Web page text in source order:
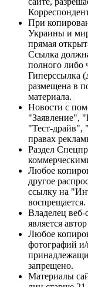
При
Украины и
прямая
Ссылка
полного либо
Гиперссылка
размещена в
материала.
Новости с
"Заявление",
"Тест-
правах
Раздел
Любое
другое
ссылку на
воспрещается.
Владелец
является
Любое
фотографий и/
запрещено.
Материалы